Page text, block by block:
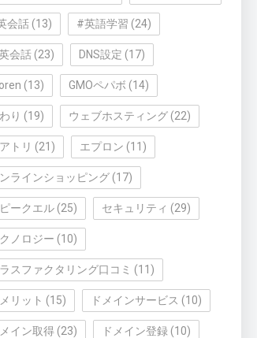
会話(13) #英語学習 (24)
会話(23) DNS設定 (17)
(13) GMOペパボ (14)
り (19) ウェブホスティング(22)
トリ (21) エプロン (11)
ラインショッピング(17)
ークエル(25) セキュリティ (29)
ノロジー (10)
スファクタリング口コミ (11)
リット (15) ドメインサービス (10)
メイン取得(23) ドメイン登録 (10)